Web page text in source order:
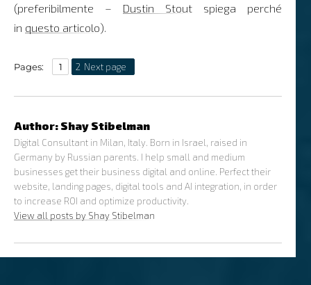
(preferibilmente – Dustin Stoutspiega perché
in questo articolo).
Pages: Page
1 ,
Page
2
Author: Shay Stibelman
Digital Consultant in Milan, Italy. Born in Israel, raised in
Germany by Russian parents. I help small and medium
businesses get their business digital and online. Perfect their
website, landing pages, digital tools and AI integration, in order
to increase ROI and optimize productivity.
View all posts by Shay Stibelman